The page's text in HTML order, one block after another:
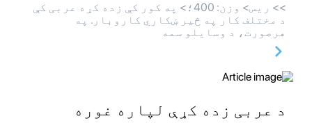
>> ريس> وزن: 400؛> په کور کې زده کړه عربی کې
د مختلف کار په څیر ښکاري کاروبار. په
هرصورت، د وسایلو سمه
د عربی زده کړې لپاره غوره